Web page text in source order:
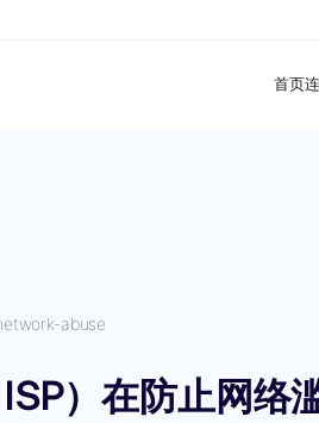
首页
abuse
）在防止网络